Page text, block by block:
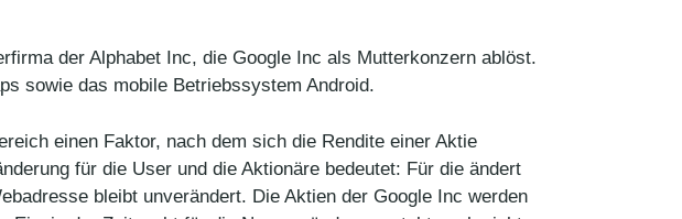
der Alphabet Inc, die Google Inc als Mutterkonzern ablöst.
sowie das mobile Betriebssystem Android.
einen Faktor, nach dem sich die Rendite einer Aktie
für die User und die Aktionäre bedeutet: Für die ändert
bleibt unverändert. Die Aktien der Google Inc werden